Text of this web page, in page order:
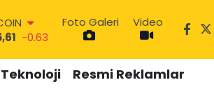
-0.63
Foto Galeri Video
Teknoloji Resmi Reklamlar